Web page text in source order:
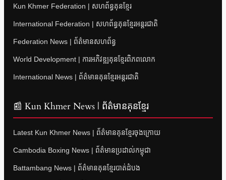
Kun Khmer Federation | សហព័ន្ធគុនខ្មែរ
International Federation | សហព័ន្ធគុនខ្មែរអន្តរជាតិ
Federation News | ព័ត៌មានសហព័ន្ធ
World Development | ការអភិវឌ្ឍគុនខ្មែរពិភពលោក
International News | ព័ត៌មានគុនខ្មែរអន្តរជាតិ
📰 Kun Khmer News | ព័ត៌មានគុនខ្មែរ
Latest Kun Khmer News | ព័ត៌មានគុនខ្មែរចុងក្រោយ
Cambodia Boxing News | ព័ត៌មានប្រដាល់កម្ពុជា
Battambang News | ព័ត៌មានគុនខ្មែរបាត់ដំបង